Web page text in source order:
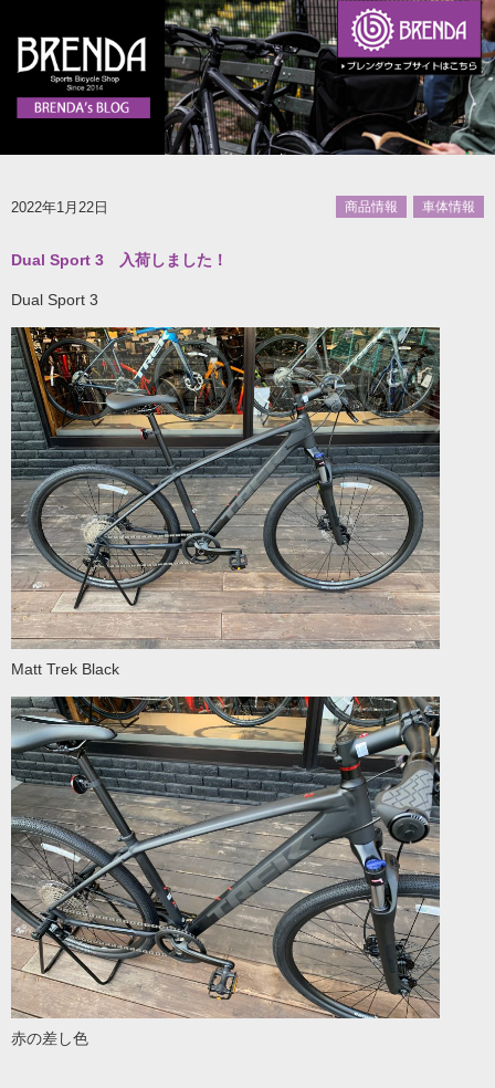
2022年1月22日 商品情報 車体情報
Dual Sport 3 入荷しました！
Dual Sport 3
Matt Trek Black
赤の差し色